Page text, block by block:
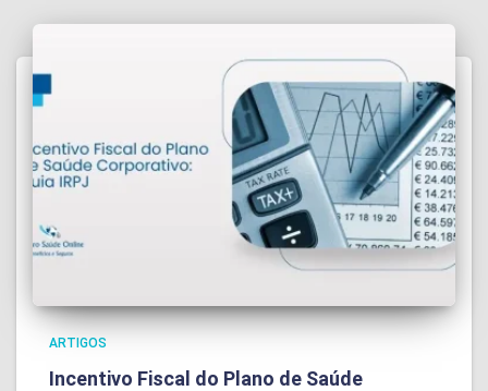
ARTIGOS
Incentivo Fiscal do Plano de Saúde